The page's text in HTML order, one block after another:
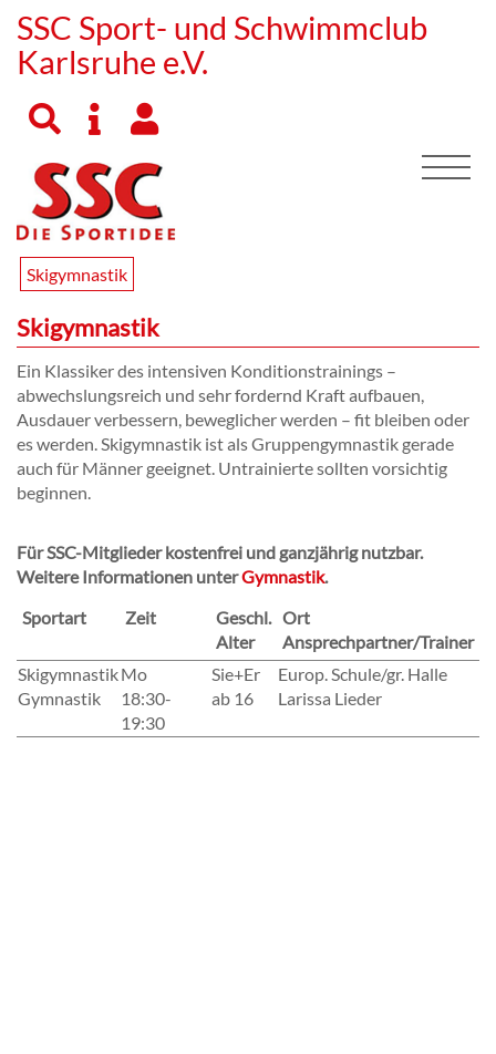
SSC Sport- und Schwimmclub
Karlsruhe e.V.
Skigymnastik
Skigymnastik
Ein Klassiker des intensiven Konditionstrainings –
abwechslungsreich und sehr fordernd Kraft aufbauen,
Ausdauer verbessern, beweglicher werden – fit bleiben oder
es werden. Skigymnastik ist als Gruppengymnastik gerade
auch für Männer geeignet. Untrainierte sollten vorsichtig
beginnen.
Für SSC-Mitglieder kostenfrei und ganzjährig nutzbar.
Weitere Informationen unterGymnastik.
Sportart
Zeit
Geschl.
Alter
Ort
Ansprechpartner/Trainer
Skigymnastik
Gymnastik
Mo
18:30-
19:30
Sie+Er
ab 16
Europ. Schule/gr. Halle
Larissa Lieder